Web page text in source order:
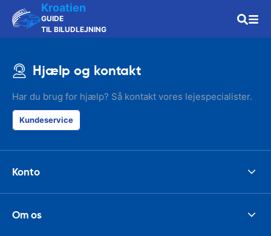
Kroatien
GUIDE
TIL BILUDLEJNING
Hjælp og kontakt
Har du brug for hjælp? Så kontakt vores lejespecialister.
Kundeservice
Konto
Om os